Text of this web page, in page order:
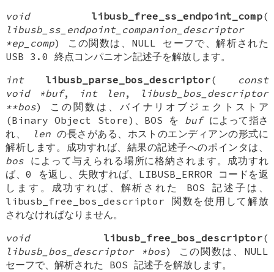
void
libusb_free_ss_endpoint_comp(
libusb_ss_endpoint_companion_descriptor
*ep_comp) この関数は、NULL セーフで、解析された
USB 3.0 終点コンパニオン記述子を解放します。
int
libusb_parse_bos_descriptor(
const
void *buf, int len,
libusb_bos_descriptor
**bos) この関数は、バイナリオブジェクトストア
(Binary Object Store)、BOS を bufによって指さ
れ、
lenの長さがある、ホストのエンディアンの形式に
解析します。成功すれば、結果の記述子へのポインタは、
bos によって与えられる場所に格納されます。成功すれ
ば、0 を返し、失敗すれば、LIBUSB_ERROR コードを返
します。成功すれば、解析された BOS 記述子は、
libusb_free_bos_descriptor 関数を使用して解放
されなければなりません。
void
libusb_free_bos_descriptor(
libusb_bos_descriptor *bos) この関数は、NULL
セーフで、解析された BOS 記述子を解放します。